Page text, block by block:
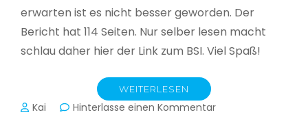
erwarten ist es nicht besser geworden. Der
Bericht hat 114 Seiten. Nur selber lesen macht
schlau daher hier der Link zum BSI. Viel Spaß!
WEITERLESEN
Kai Hinterlasse einen Kommentarzu